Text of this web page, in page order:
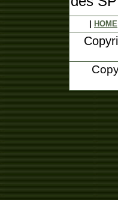
HOME